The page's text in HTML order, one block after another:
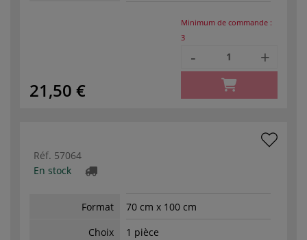
21,50 €
Minimum de commande :
3
- +
Réf. 57064
En stock
Format
70 cm x 100 cm
Choix
1 pièce